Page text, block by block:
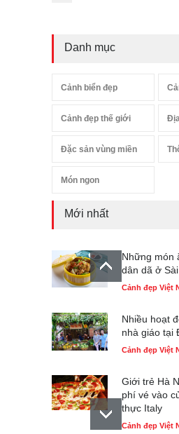
Danh mục
Cảnh biển đẹp
Cảnh đẹp thế giới
Đặc sản vùng miền
Món ngon
Mới nhất
Những món
dân dã ở
Cảnh đẹp Việt
Nhiều hoạt
nhà giáo tại
Cảnh đẹp Việt
Giới trẻ Hà
phí vé vào
thực Italy
Cảnh đẹp Việt